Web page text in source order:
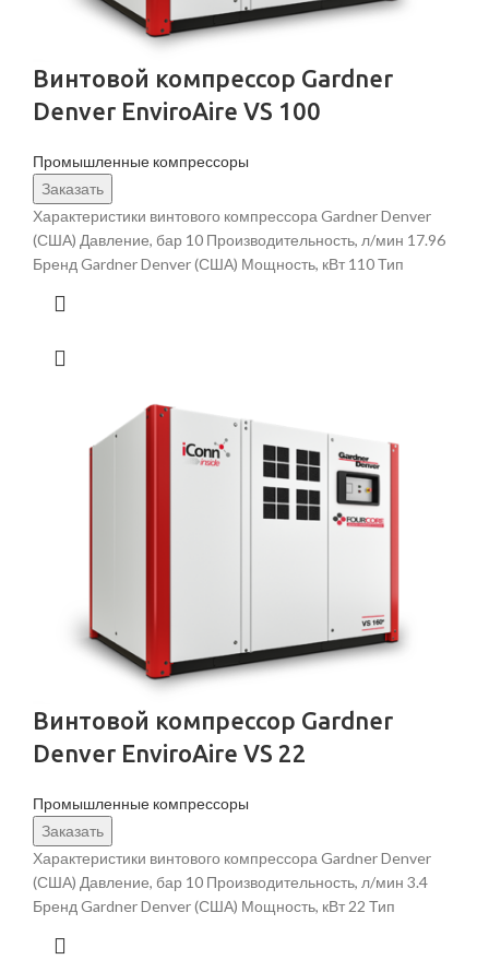
Винтовой компрессор Gardner
Denver EnviroAire VS 100
Промышленные компрессоры
Заказать
Характеристики винтового компрессора Gardner Denver
(США) Давление, бар 10 Производительность, л/мин 17.96
Бренд Gardner Denver (США) Мощность, кВт 110 Тип
Винтовой компрессор Gardner
Denver EnviroAire VS 22
Промышленные компрессоры
Заказать
Характеристики винтового компрессора Gardner Denver
(США) Давление, бар 10 Производительность, л/мин 3.4
Бренд Gardner Denver (США) Мощность, кВт 22 Тип